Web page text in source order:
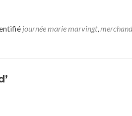
journée marie marvingt,